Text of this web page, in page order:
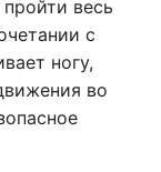
весь
с
ногу,
во